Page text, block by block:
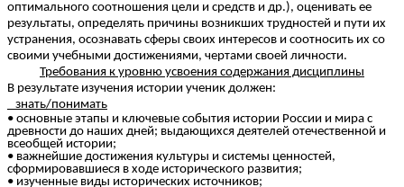
оптимального соотношения цели и средств и др.), оценивать ее
результаты, определять причины возникших трудностей и пути их
устранения, осознавать сферы своих интересов и соотносить их со
своими учебными достижениями, чертами своей личности.
Требования к уровню усвоения содержания дисциплины
В результате изучения истории ученик должен:
знать/понимать
• основные этапы и ключевые события истории России и мира с
древности до наших дней; выдающихся деятелей отечественной и
всеобщей истории;
• важнейшие достижения культуры и системы ценностей,
сформировавшиеся в ходе исторического развития;
• изученные виды исторических источников;